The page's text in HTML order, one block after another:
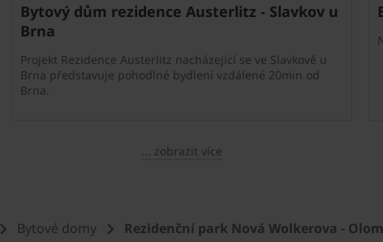
Bytový dům rezidence Austerlitz - Slavkov u
Brna
Projekt Rezidence Austerlitz nacházející se ve Slavkově u
Brna představuje pohodlné bydlení vzdálené 20min od
Brna.
... zobrazit více
Bytové domy Rezidenční park Nová Wolkerova -